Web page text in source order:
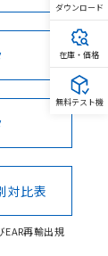
対比表
再輸出規
ダウンロード
在庫・価格
無料テスト機